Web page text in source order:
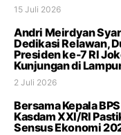
15 Juli 2026
Andri Meirdyan
Dedikasi Relawan,
Presiden ke-7 RI
Kunjungan di
2 Juli 2026
Bersama Kepala
Kasdam XXI/RI
Sensus Ekonomi